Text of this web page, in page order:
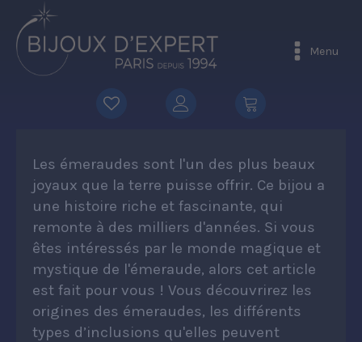
Menu
Les émeraudes sont l'un des plus beaux
joyaux que la terre puisse offrir. Ce bijou a
une histoire riche et fascinante, qui
remonte à des milliers d'années. Si vous
êtes intéressés par le monde magique et
mystique de l'émeraude, alors cet article
est fait pour vous ! Vous découvrirez les
origines des émeraudes, les différents
types d’inclusions qu'elles peuvent